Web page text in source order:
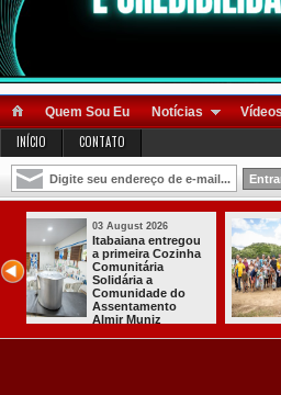
Quem Sou Eu Notícias Vídeos
INÍCIO CONTATO
03 August 2026
Mulher em aparente
surto esfaqueia a
própria mãe em